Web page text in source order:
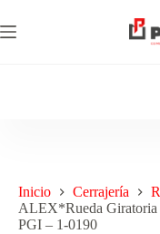
Inicio Cerrajería
ALEX*Rueda Giratoria
PGI – 1-0190